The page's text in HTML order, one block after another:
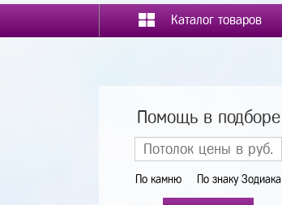
Каталог товаров
Помощь в подборе
По камню По знаку Зодиака